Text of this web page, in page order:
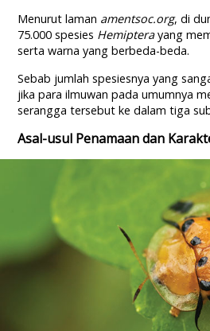
Menurut laman amentsoc.org, di
75.000 spesies Hemipterayang
serta warna yang berbeda-beda.
Sebab jumlah spesiesnya yang
jika para ilmuwan pada umumnya
serangga tersebut ke dalam tiga
Asal-usul Penamaan dan